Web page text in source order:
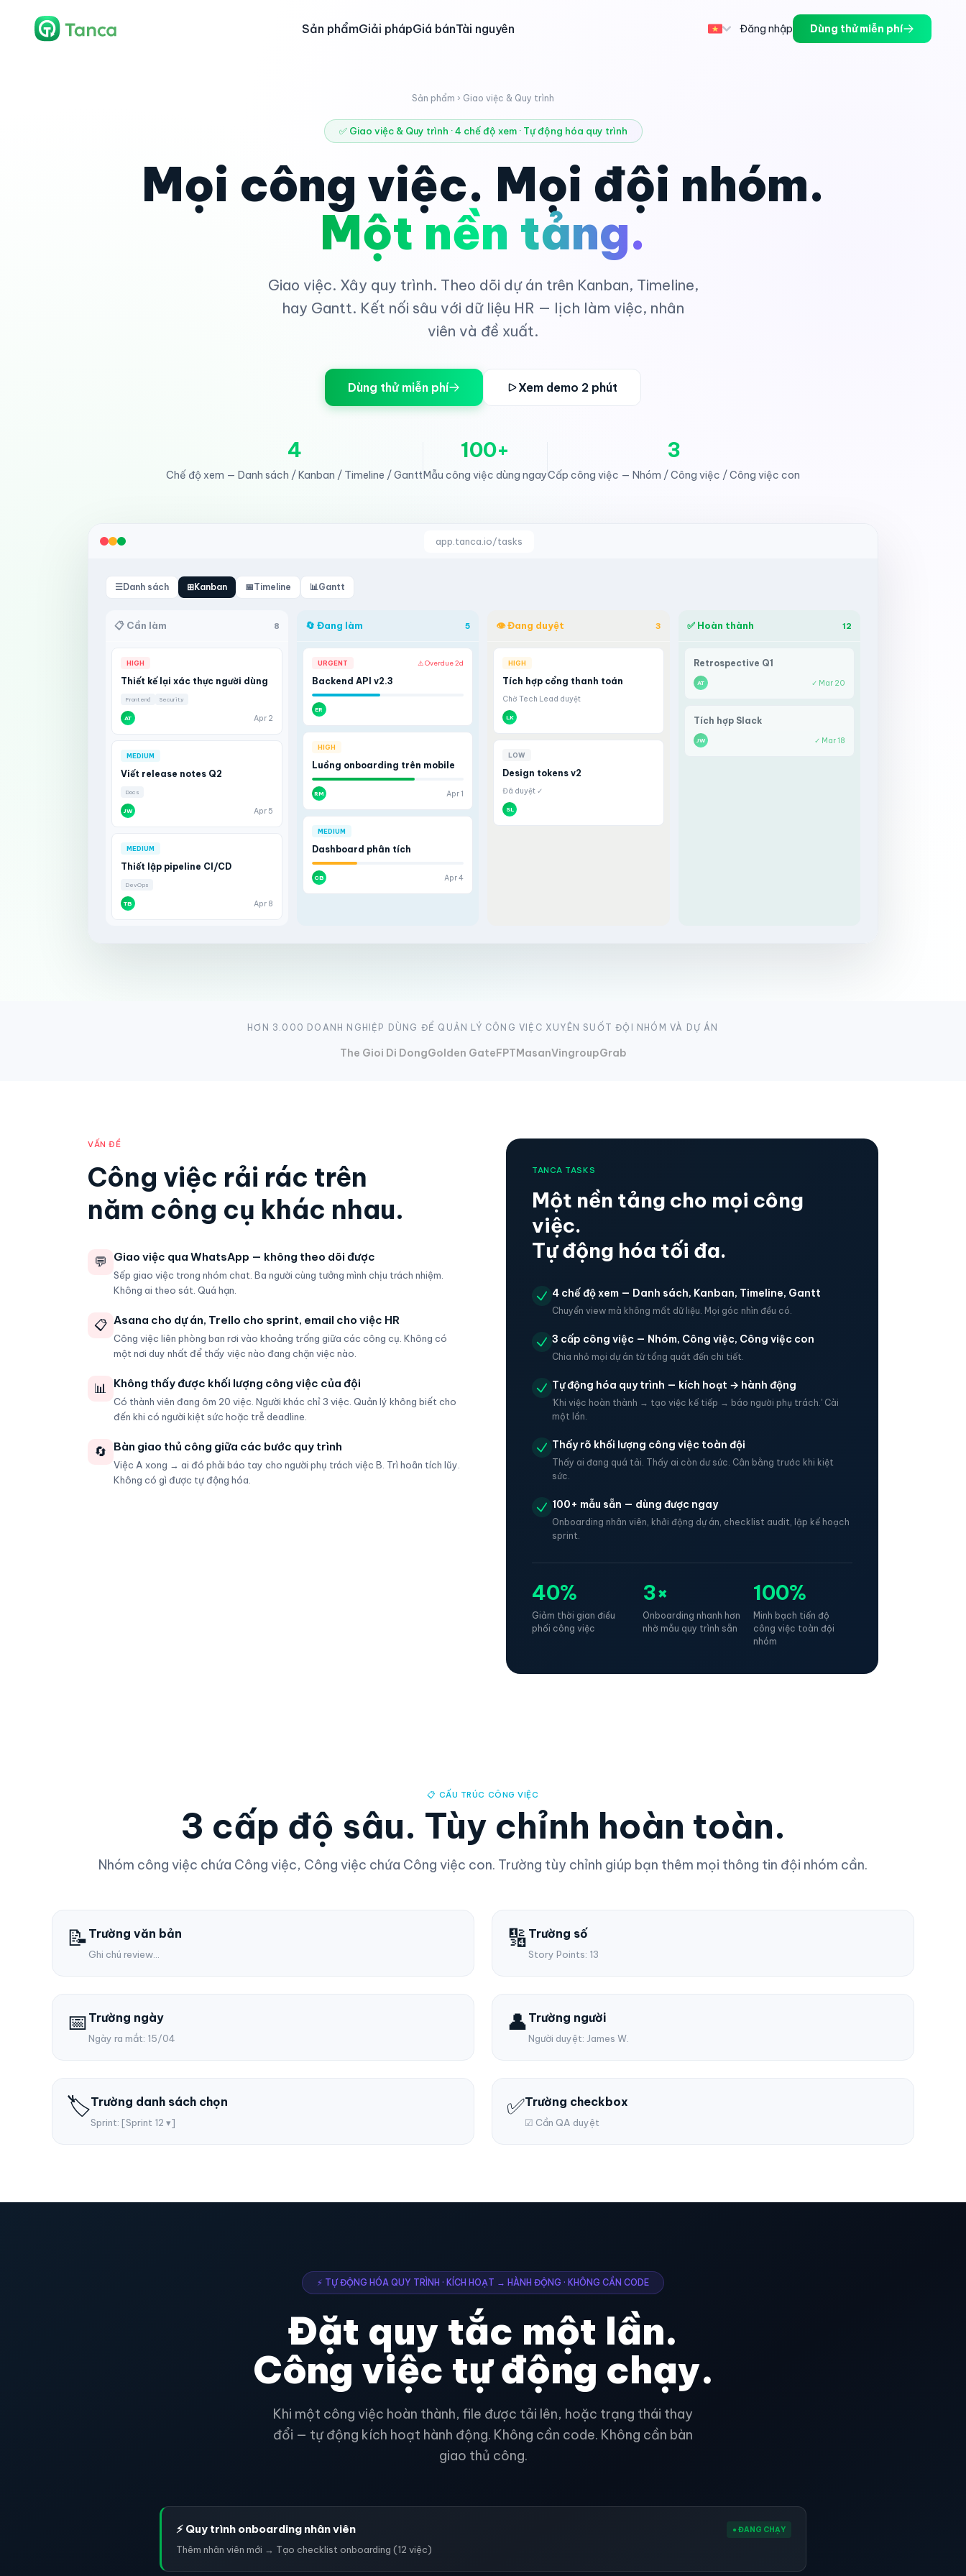
Sản phẩmGiải phápGiá bánTài nguyên Đăng nhập Dùng thử miễn phí
Sản phẩm › Giao việc & Quy trình
✅ Giao việc & Quy trình · 4 chế độ xem · Tự động hóa quy trình
Mọi công việc. Mọi đội nhóm.
Một nền tảng.
Giao việc. Xây quy trình. Theo dõi dự án trên Kanban, Timeline,
hay Gantt. Kết nối sâu với dữ liệu HR — lịch làm việc, nhân
viên và đề xuất.
Dùng thử miễn phí Xem demo 2 phút
4
Chế độ xem — Danh sách / Kanban / Timeline / Gantt
100+
Mẫu công việc dùng ngay
3
Cấp công việc — Nhóm / Công việc / Công việc con
app.tanca.io/tasks
☰Danh sách ⊞Kanban 📅Timeline 📊Gantt
📋 Cần làm 8
HIGH
Thiết kế lại xác thực người dùng
Frontend Security
AT Apr 2
MEDIUM
Viết release notes Q2
Docs
JW Apr 5
MEDIUM
Thiết lập pipeline CI/CD
DevOps
TB Apr 8
🔄 Đang làm 5
URGENT ⚠️ Overdue 2d
Backend API v2.3
ER
HIGH
Luồng onboarding trên mobile
RM Apr 1
MEDIUM
Dashboard phân tích
CB Apr 4
👁 Đang duyệt 3
HIGH
Tích hợp cổng thanh toán
Chờ Tech Lead duyệt
LK
LOW
Design tokens v2
Đã duyệt ✓
SL
✅ Hoàn thành 12
Retrospective Q1
AT ✓ Mar 20
Tích hợp Slack
JW ✓ Mar 18
HƠN 3.000 DOANH NGHIỆP DÙNG ĐỂ QUẢN LÝ CÔNG VIỆC XUYÊN SUỐT ĐỘI NHÓM VÀ DỰ ÁN
The Gioi Di DongGolden GateFPTMasanVingroupGrab
VẤN ĐỀ
Công việc rải rác trên
năm công cụ khác nhau.
💬 Giao việc qua WhatsApp — không theo dõi được
Sếp giao việc trong nhóm chat. Ba người cùng tưởng mình chịu trách nhiệm.
Không ai theo sát. Quá hạn.
📋 Asana cho dự án, Trello cho sprint, email cho việc HR
Công việc liên phòng ban rơi vào khoảng trống giữa các công cụ. Không có
một nơi duy nhất để thấy việc nào đang chặn việc nào.
📊 Không thấy được khối lượng công việc của đội
Có thành viên đang ôm 20 việc. Người khác chỉ 3 việc. Quản lý không biết cho
đến khi có người kiệt sức hoặc trễ deadline.
🔄 Bàn giao thủ công giữa các bước quy trình
Việc A xong → ai đó phải báo tay cho người phụ trách việc B. Trì hoãn tích lũy.
Không có gì được tự động hóa.
TANCA TASKS
Một nền tảng cho mọi công
việc.
Tự động hóa tối đa.
4 chế độ xem — Danh sách, Kanban, Timeline, Gantt
Chuyển view mà không mất dữ liệu. Mọi góc nhìn đều có.
3 cấp công việc — Nhóm, Công việc, Công việc con
Chia nhỏ mọi dự án từ tổng quát đến chi tiết.
Tự động hóa quy trình — kích hoạt → hành động
'Khi việc hoàn thành → tạo việc kế tiếp → báo người phụ trách.' Cài
một lần.
Thấy rõ khối lượng công việc toàn đội
Thấy ai đang quá tải. Thấy ai còn dư sức. Cân bằng trước khi kiệt
sức.
100+ mẫu sẵn — dùng được ngay
Onboarding nhân viên, khởi động dự án, checklist audit, lập kế hoạch
sprint.
40%
Giảm thời gian điều
phối công việc
3×
Onboarding nhanh hơn
nhờ mẫu quy trình sẵn
100%
Minh bạch tiến độ
công việc toàn đội
nhóm
📋 CẤU TRÚC CÔNG VIỆC
3 cấp độ sâu. Tùy chỉnh hoàn toàn.
Nhóm công việc chứa Công việc, Công việc chứa Công việc con. Trường tùy chỉnh giúp bạn thêm mọi thông tin đội nhóm cần.
📝 Trường văn bản
Ghi chú review...
🔢 Trường số
Story Points: 13
📅 Trường ngày
Ngày ra mắt: 15/04
👤 Trường người
Người duyệt: James W.
🏷️Trường danh sách chọn
Sprint: [Sprint 12 ▾]
✅Trường checkbox
☑ Cần QA duyệt
⚡ TỰ ĐỘNG HÓA QUY TRÌNH · KÍCH HOẠT → HÀNH ĐỘNG · KHÔNG CẦN CODE
Đặt quy tắc một lần.
Công việc tự động chạy.
Khi một công việc hoàn thành, file được tải lên, hoặc trạng thái thay
đổi — tự động kích hoạt hành động. Không cần code. Không cần bàn
giao thủ công.
⚡ Quy trình onboarding nhân viên
Thêm nhân viên mới → Tạo checklist onboarding (12 việc)
● ĐANG CHẠY